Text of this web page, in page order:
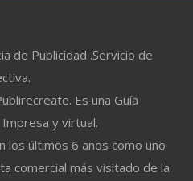
de Publicidad .Servicio de
Es una Guía
y virtual.
los últimos 6 años como uno
comercial más visitado de la